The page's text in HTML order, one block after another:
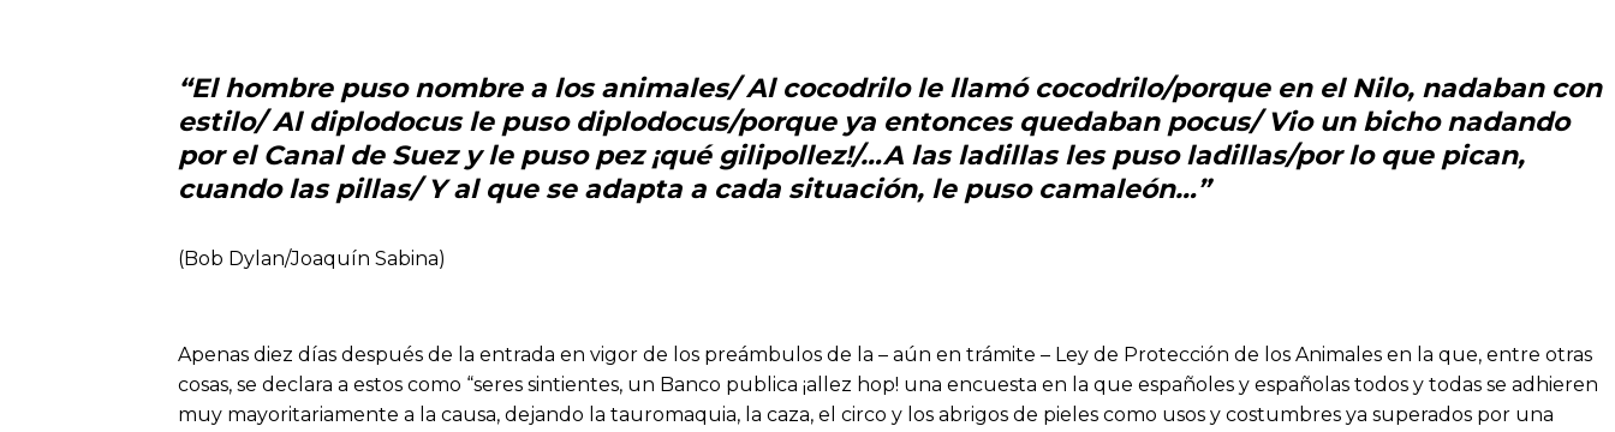
“El hombre puso nombre a los animales/ Al cocodrilo le llamó cocodrilo/porque en el Nilo, nadaban con
estilo/ Al diplodocus le puso diplodocus/porque ya entonces quedaban pocus/ Vio un bicho nadando
por el Canal de Suez y le puso pez ¡qué gilipollez!/…A las ladillas les puso ladillas/por lo que pican,
cuando las pillas/ Y al que se adapta a cada situación, le puso camaleón…”
(Bob Dylan/Joaquín Sabina)
Apenas diez días después de la entrada en vigor de los preámbulos de la – aún en trámite – Ley de Protección de los Animales en la que, entre otras
cosas, se declara a estos como “seres sintientes, un Banco publica ¡allez hop! una encuesta en la que españoles y españolas todos y todas se adhieren
muy mayoritariamente a la causa, dejando la tauromaquia, la caza, el circo y los abrigos de pieles como usos y costumbres ya superados por una